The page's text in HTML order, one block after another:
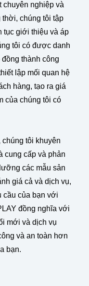
chuyên nghiệp và
chúng tôi tập
tục giới thiệu và áp
tôi có được danh
thành công
lập mối quan hệ
hàng, tạo ra giá
của chúng tôi có
tôi khuyên
cung cấp và phản
các mẫu sản
giá cả và dịch vụ,
cầu của bạn với
đồng nghĩa với
mới và dịch vụ
và an toàn hơn
bạn.